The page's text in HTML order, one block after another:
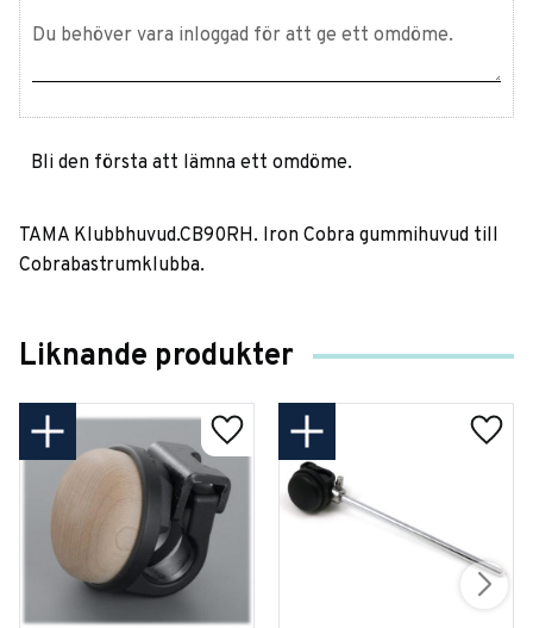
Bli den första att lämna ett omdöme.
TAMA Klubbhuvud.CB90RH. Iron Cobra gummihuvud till
Cobrabastrumklubba.
Liknande produkter